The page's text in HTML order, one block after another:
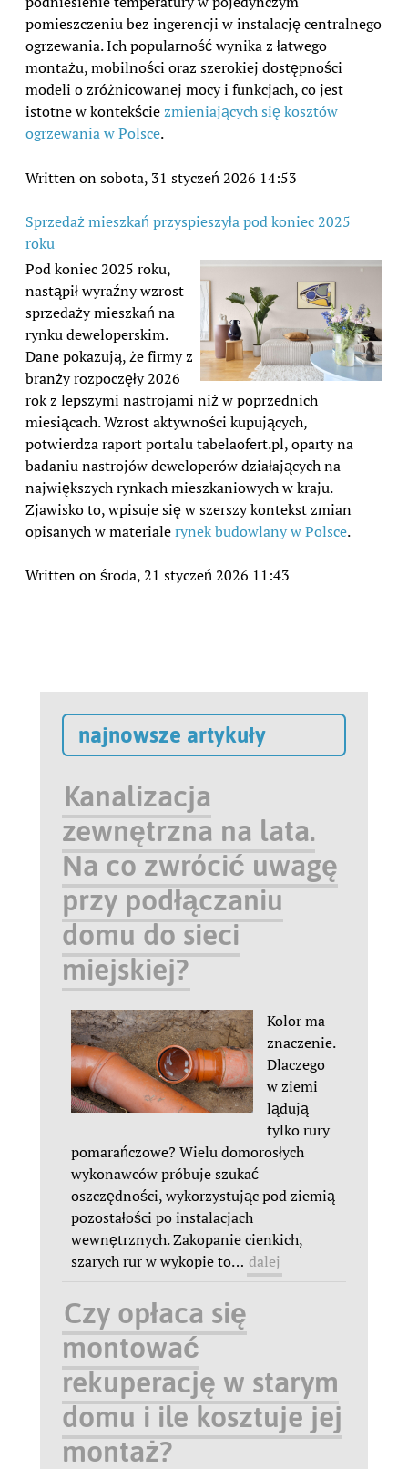
pomieszczeniu bez ingerencji w instalację centralnego
ogrzewania. Ich popularność wynika z łatwego
montażu, mobilności oraz szerokiej dostępności
modeli o zróżnicowanej mocy i funkcjach, co jest
istotne w kontekściezmieniających się kosztów
ogrzewania w Polsce.
Written on sobota, 31 styczeń 2026 14:53
Sprzedaż mieszkań przyspieszyła pod koniec 2025
roku
Pod koniec 2025 roku,
nastąpił wyraźny wzrost
sprzedaży mieszkań na
rynku deweloperskim.
Dane pokazują, że firmy z
branży rozpoczęły 2026
rok z lepszymi nastrojami niż w poprzednich
miesiącach. Wzrost aktywności kupujących,
potwierdza raport portalu tabelaofert.pl, oparty na
badaniu nastrojów deweloperów działających na
największych rynkach mieszkaniowych w kraju.
Zjawisko to, wpisuje się w szerszy kontekst zmian
opisanych w materialerynek budowlany w Polsce.
Written on środa, 21 styczeń 2026 11:43
najnowsze artykuły
Kanalizacja
zewnętrzna na lata.
Na co zwrócić uwagę
przy podłączaniu
domu do sieci
miejskiej?
Kolor ma
znaczenie.
Dlaczego
w ziemi
lądują
tylko rury
pomarańczowe? Wielu domorosłych
wykonawców próbuje szukać
oszczędności, wykorzystując pod ziemią
pozostałości po instalacjach
wewnętrznych. Zakopanie cienkich,
szarych rur w wykopie to… dalej
Czy opłaca się
montować
rekuperację w starym
domu i ile kosztuje jej
montaż?